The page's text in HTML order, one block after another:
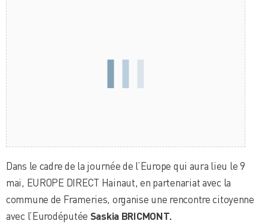
Dans le cadre de la journée de l’Europe qui aura lieu le 9
mai, EUROPE DIRECT Hainaut, en partenariat avec la
commune de Frameries, organise une rencontre citoyenne
avec l’Eurodéputée Saskia BRICMONT.